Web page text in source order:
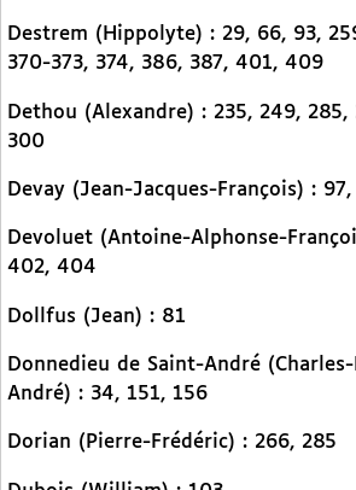
Destrem (Hippolyte) : 29, 66, 93,
370-373, 374, 386, 387, 401, 409
Dethou (Alexandre) : 235, 249, 285,
300
Devay (Jean-Jacques-François) : 97,
Devoluet (Antoine-Alphonse-
402, 404
Dollfus (Jean) : 81
Donnedieu de Saint-André
André) : 34, 151, 156
Dorian (Pierre-Frédéric) : 266, 285